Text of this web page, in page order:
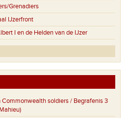
Grenadiers
IJzerfront
I en de Helden van de IJzer
soldiers / Begrafenis 3